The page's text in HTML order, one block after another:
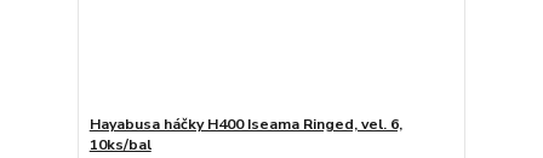
Hayabusa háčky H400 Iseama Ringed, vel. 6,
10ks/bal